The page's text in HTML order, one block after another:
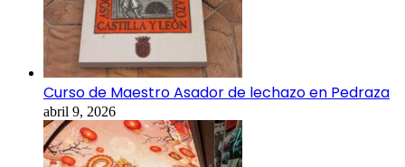
Curso de Maestro Asador de lechazo en Pedraza
abril 9, 2026